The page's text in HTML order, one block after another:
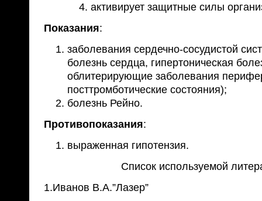
активирует защитные силы
Показания:
заболевания сердечно-сосудистой
болезнь сердца, гипертоническая
облитерирующие заболевания
посттромботические состояния);
болезнь Рейно.
Противопоказания:
выраженная гипотензия.
Список используемой
1.Иванов В.А.”Лазер”